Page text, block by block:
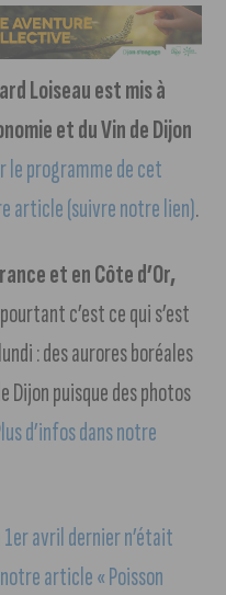
Loiseau est mis à
et du Vin de Dijon
le programme de cet
article (suivre notre lien).
et en Côte d’Or,
c’est ce qui s’est
: des aurores boréales
Dijon puisque des photos
d’infos dans notre
avril dernier n’était
article « Poisson